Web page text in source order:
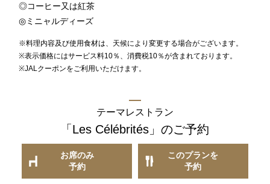
◎コーヒー又は紅茶
◎ミニャルディーズ
※料理内容及び使用食材は、天候により変更する場合がございます。
※表示価格にはサービス料10％、消費税10％が含まれております。
※JALクーポンをご利用いただけます。
テーマレストラン
「Les Célébrités」のご予約
お席のみ
予約
このプランを
予約
2F 寿司
銀明翠 博多
TEL 092-482-1174
個室やレストランご利用で、ご不明な点がございましたらお